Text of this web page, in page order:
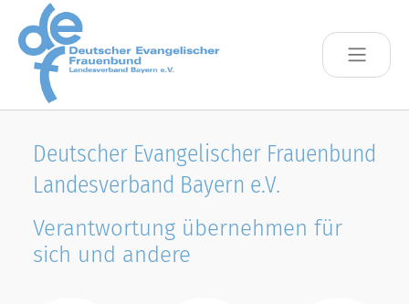
Skip to main content
Deutscher Evangelischer Frauenbund
Landesverband Bayern e.V.
Verantwortung übernehmen für
sich und andere